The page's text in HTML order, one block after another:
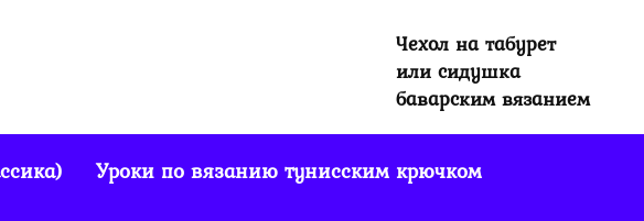
Чехол на табурет
или сидушка
баварским вязанием
Чехол для
Уроки по вязанию тунисским крючком